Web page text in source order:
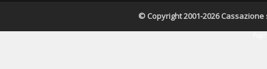
© Copyright 2001-2026 Cassazione